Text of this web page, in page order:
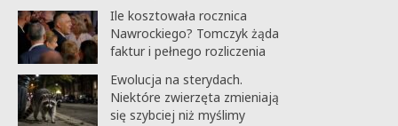
Ile kosztowała rocznica
Nawrockiego? Tomczyk żąda
faktur i pełnego rozliczenia
Ewolucja na sterydach.
Niektóre zwierzęta zmieniają
się szybciej niż myślimy